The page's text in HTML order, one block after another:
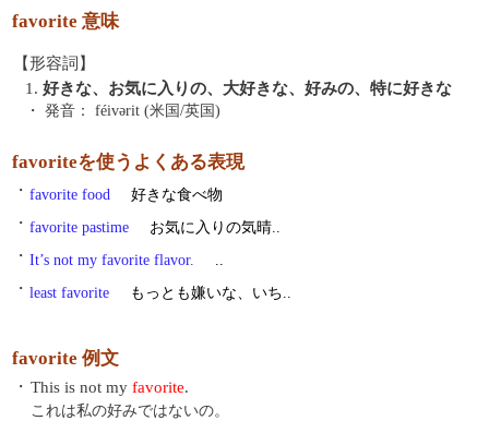
favorite 意味
【形容詞】
1. 好きな、お気に入りの、大好きな、好みの、特に好きな
・ 発音： féivərit (米国/英国)
favoriteを使うよくある表現
・ favorite food
好きな食べ物
・ favorite pastime
お気に入りの気晴..
・ It’s not my favorite flavor.
..
・ least favorite もっとも嫌いな、いち..
favorite 例文
・ This is not my favorite.
これは私の好みではないの。